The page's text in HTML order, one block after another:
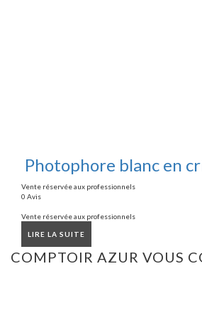
Photophore blanc en
Vente réservée aux professionnels
0 Avis
Vente réservée aux professionnels
LIRE LA SUITE
COMPTOIR AZUR VOUS